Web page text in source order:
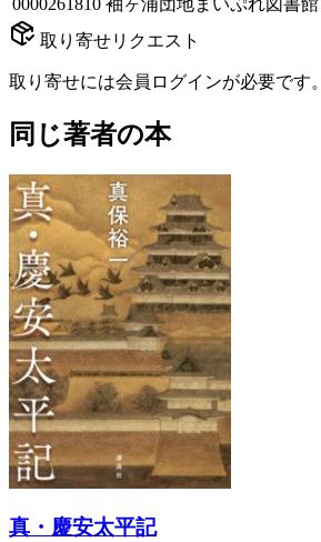
取り寄せリクエスト
取り寄せには会員ログインが必要です。
同じ著者の本
真・慶安太平記